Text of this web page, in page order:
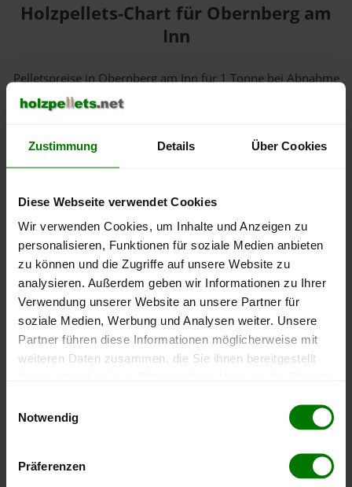
Zustimmung Details Über Cookies
Diese Webseite verwendet Cookies
Wir verwenden Cookies, um Inhalte und Anzeigen zu
personalisieren, Funktionen für soziale Medien anbieten
zu können und die Zugriffe auf unsere Website zu
analysieren. Außerdem geben wir Informationen zu Ihrer
Verwendung unserer Website an unsere Partner für
soziale Medien, Werbung und Analysen weiter. Unsere
Partner führen diese Informationen möglicherweise mit
weiteren Daten zusammen, die Sie ihnen bereitgestellt
Notwendig
Präferenzen
Holzpellets-Chart für Obernberg am
Inn
Pelletspreise in Obernberg am Inn für 1 Tonne bei Abnahme
von 6 Tonnen
in DINplus-/ENplus-Qualität bei einer
Lieferstelle inkl. MwSt.:
200 €
400 €
Die aktuelle Preisentwicklung für Holzpellets in Österreich
-Seite